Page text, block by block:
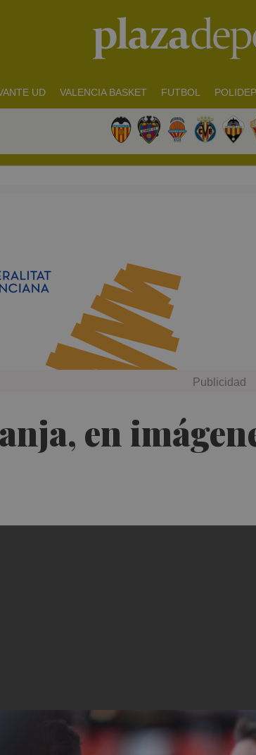
UD VALENCIA BASKET FUTBOL
en